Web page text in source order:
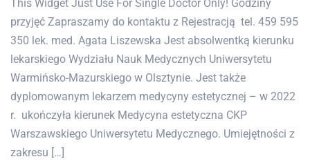
This Widget Just Use For Single Doctor Only! Godziny
przyjęć Zapraszamy do kontaktu z Rejestracją tel. 459 595
350 lek. med. Agata Liszewska Jest absolwentką kierunku
lekarskiego Wydziału Nauk Medycznych Uniwersytetu
Warmińsko-Mazurskiego w Olsztynie. Jest także
dyplomowanym lekarzem medycyny estetycznej – w 2022
r. ukończyła kierunek Medycyna estetyczna CKP
Warszawskiego Uniwersytetu Medycznego. Umiejętności z
zakresu […]